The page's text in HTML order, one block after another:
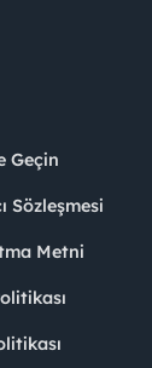
Geçin
Sözleşmesi
Metni